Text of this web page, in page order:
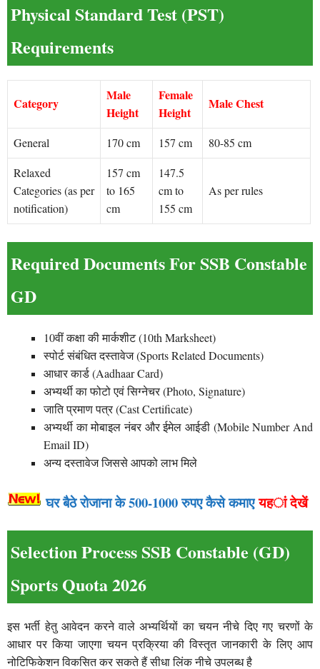
Physical Standard Test (PST)
Requirements
Category
Male
Height
Female
Height
Male Chest
General 170 cm 157 cm
80-85 cm
Relaxed
Categories (as per
notification)
157 cm
to 165
cm
147.5
cm to
155 cm
As per rules
Required Documents ForSSB Constable
GD
10वीं कक्षा की मार्कशीट (10th Marksheet)
स्पोर्ट संबंधित दस्तावेज (Sports Related Documents)
आधार कार्ड (Aadhaar Card)
अभ्यर्थी का फोटो एवं सिग्नेचर (Photo, Signature)
जाति प्रमाण पत्र (Cast Certificate)
अभ्यर्थी का मोबाइल नंबर और ईमेल आईडी (Mobile Number And
Email ID)
अन्य दस्तावेज जिससे आपको लाभ मिले
घर बैठे रोजाना के 500-1000 रुपए कैसे कमाएयहां देखें
Selection Process SSB Constable (GD)
Sports Quota 2026
इस भर्ती हेतु आवेदन करने वाले अभ्यर्थियों का चयन नीचे दिए गए चरणों के
आधार पर किया जाएगा चयन प्रक्रिया की विस्तृत जानकारी के लिए आप
नोटिफिकेशन विकसित कर सकते हैं सीधा लिंक नीचे उपलब्ध है